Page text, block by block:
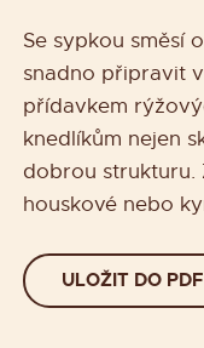
Se sypkou směsí
snadno připravit
přídavkem
knedlíkům nejen
dobrou strukturu.
houskové nebo
ULOŽIT DO PDF